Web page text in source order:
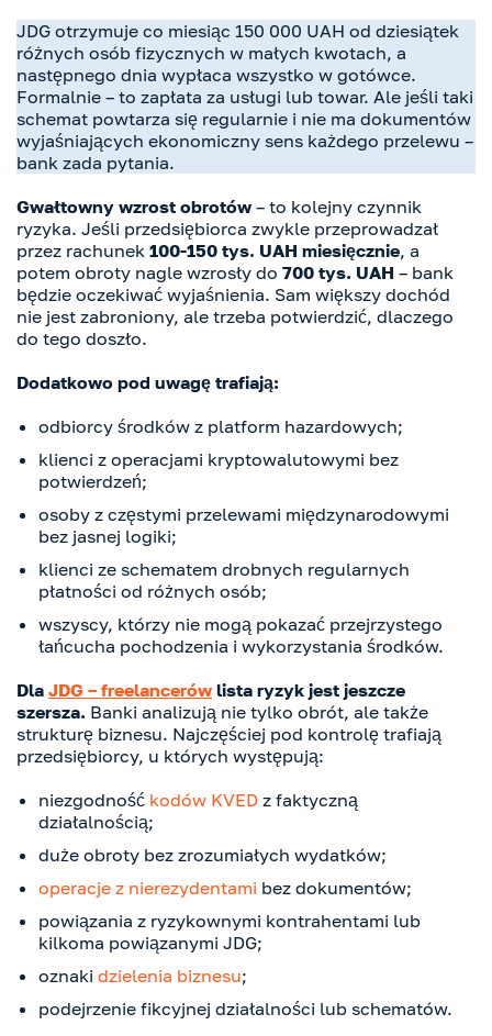
JDG otrzymuje co miesiąc 150 000 UAH od dziesiątek
różnych osób fizycznych w małych kwotach, a
następnego dnia wypłaca wszystko w gotówce.
Formalnie – to zapłata za usługi lub towar. Ale jeśli taki
schemat powtarza się regularnie i nie ma dokumentów
wyjaśniających ekonomiczny sens każdego przelewu –
bank zada pytania.
Gwałtowny wzrost obrotów – to kolejny czynnik
ryzyka. Jeśli przedsiębiorca zwykle przeprowadzał
przez rachunek 100-150 tys. UAH miesięcznie, a
potem obroty nagle wzrosły do 700 tys. UAH – bank
będzie oczekiwać wyjaśnienia. Sam większy dochód
nie jest zabroniony, ale trzeba potwierdzić, dlaczego
do tego doszło.
Dodatkowo pod uwagę trafiają:
odbiorcy środków z platform hazardowych;
klienci z operacjami kryptowalutowymi bez
potwierdzeń;
osoby z częstymi przelewami międzynarodowymi
bez jasnej logiki;
klienci ze schematem drobnych regularnych
płatności od różnych osób;
wszyscy, którzy nie mogą pokazać przejrzystego
łańcucha pochodzenia i wykorzystania środków.
Dla JDG – freelancerów lista ryzyk jest jeszcze
szersza. Banki analizują nie tylko obrót, ale także
strukturę biznesu. Najczęściej pod kontrolę trafiają
przedsiębiorcy, u których występują:
niezgodność kodów KVED z faktyczną
działalnością;
duże obroty bez zrozumiałych wydatków;
operacje z nierezydentami bez dokumentów;
powiązania z ryzykownymi kontrahentami lub
kilkoma powiązanymi JDG;
oznaki dzielenia biznesu;
podejrzenie fikcyjnej działalności lub schematów.